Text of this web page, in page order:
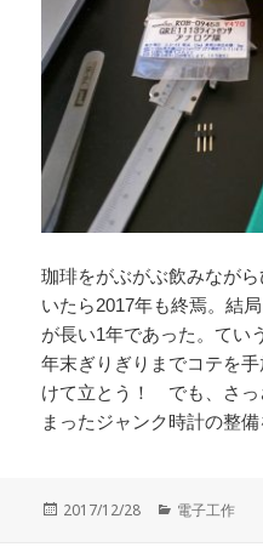
珈琲をがぶがぶ飲みなが
いたら2017年も終焉。結
が長い1年であった。てい
年末ぎりぎりまでコテを
けて立とう！ でも、さっ
まったジャンク時計の整
投
2017/12/28
カ
電子工作